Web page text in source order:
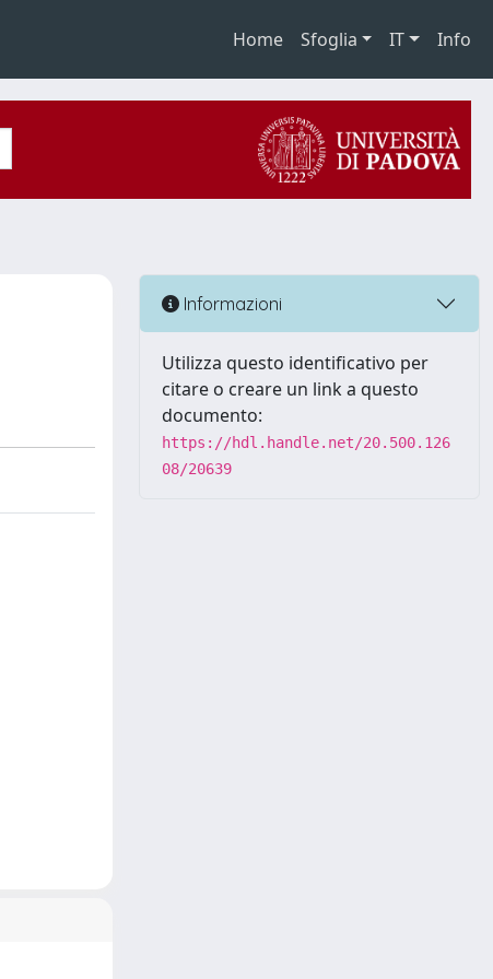
Home Sfoglia IT Info
Informazioni
Utilizza questo identificativo per
citare o creare un link a questo
documento:
https://hdl.handle.net/20.500.126
08/20639